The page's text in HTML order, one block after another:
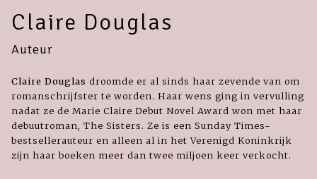
Claire Douglas
Auteur
Claire Douglas droomde er al sinds haar zevende van om
romanschrijfster te worden. Haar wens ging in vervulling
nadat ze de Marie Claire Debut Novel Award won met haar
debuutroman, The Sisters. Ze is een Sunday Times-
bestsellerauteur en alleen al in het Verenigd Koninkrijk
zijn haar boeken meer dan twee miljoen keer verkocht.